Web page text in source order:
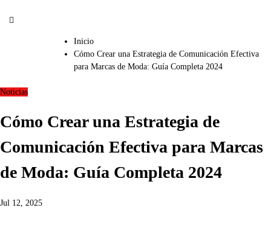
Inicio
Cómo Crear una Estrategia de Comunicación Efectiva
para Marcas de Moda: Guía Completa 2024
Noticias
Cómo Crear una Estrategia de
Comunicación Efectiva para Marcas
de Moda: Guía Completa 2024
Jul 12, 2025